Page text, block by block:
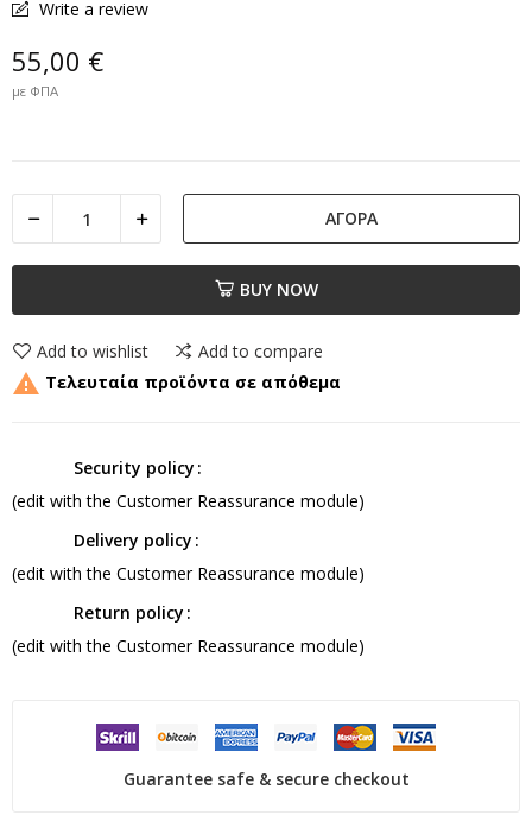
Write a review
55,00 €
με ΦΠΑ
ΑΓΟΡΆ
BUY NOW
Add to wishlist Add to compare
 Τελευταία προϊόντα σε απόθεμα
Security policy
(edit with the Customer Reassurance module)
Delivery policy
(edit with the Customer Reassurance module)
Return policy
(edit with the Customer Reassurance module)
Guarantee safe & secure checkout